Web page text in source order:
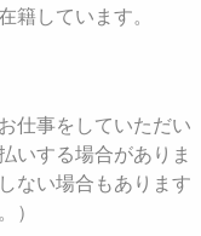
籍しています。
仕事をしていただい
いする場合がありま
ない場合もあります
）